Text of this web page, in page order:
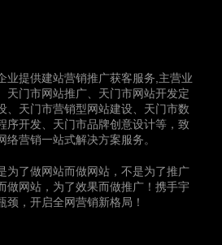
业提供建站营销推广获客服务,主营业
天门市网站推广、天门市网站开发定
、天门市营销型网站建设、天门市数
序开发、天门市品牌创意设计等，致
营销一站式解决方案服务。
为了做网站而做网站，不是为了推广
做网站，为了效果而做推广！携手宇
颈，开启全网营销新格局！